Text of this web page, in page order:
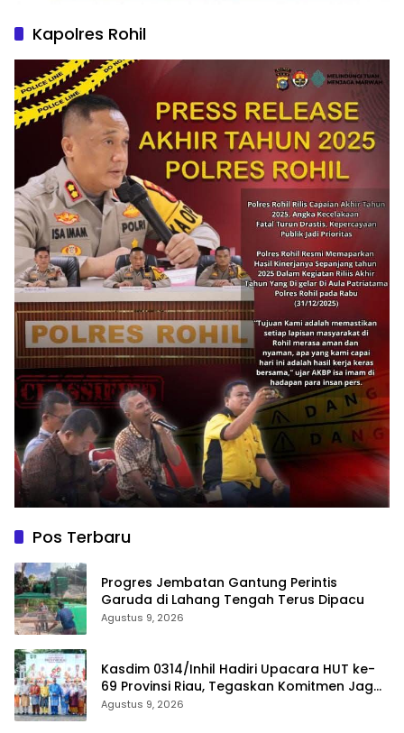
Kapolres Rohil
Pos Terbaru
Progres Jembatan Gantung Perintis
Garuda di Lahang Tengah Terus Dipacu
Agustus 9, 2026
Kasdim 0314/Inhil Hadiri Upacara HUT ke-
69 Provinsi Riau, Tegaskan Komitmen Jaga
Persatuan dan Pembangunan
Agustus 9, 2026